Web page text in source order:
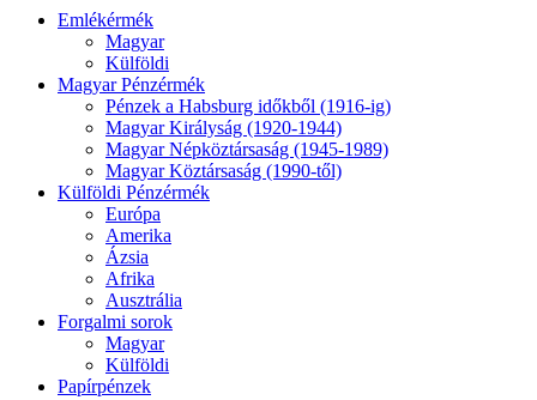
Emlékérmék
Magyar
Külföldi
Magyar Pénzérmék
Pénzek a Habsburg időkből (1916-ig)
Magyar Királyság (1920-1944)
Magyar Népköztársaság (1945-1989)
Magyar Köztársaság (1990-től)
Külföldi Pénzérmék
Európa
Amerika
Ázsia
Afrika
Ausztrália
Forgalmi sorok
Magyar
Külföldi
Papírpénzek